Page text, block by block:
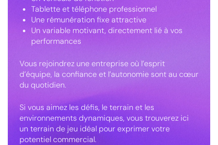
Tablette et téléphone professionnel
Une rémunération fixe attractive
Un variable motivant, directement lié à vos
performances
Vous rejoindrez une entreprise où l’esprit
d’équipe, la confiance et l’autonomie sont au cœur
du quotidien.
Si vous aimez les défis, le terrain et les
environnements dynamiques, vous trouverez ici
un terrain de jeu idéal pour exprimer votre
potentiel commercial.